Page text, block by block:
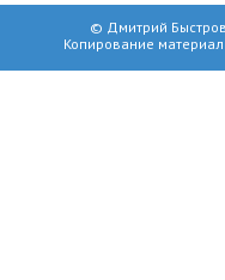
© Дмитрий
Копирование